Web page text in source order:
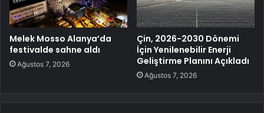
Melek Mosso Alanya’da
festivalde sahne aldı
Ağustos 7, 2026
Çin, 2026-2030 Dönemi
İçin Yenilenebilir Enerji
Geliştirme Planını Açıkladı
Ağustos 7, 2026